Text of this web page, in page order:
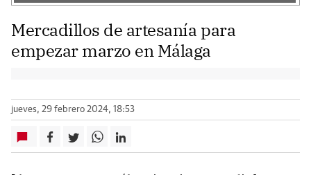
Mercadillos de artesanía para
empezar marzo en Málaga
jueves, 29 febrero 2024, 18:53